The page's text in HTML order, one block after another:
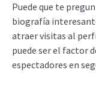
Puede que te
biografía
atraer visitas al
puede ser el factor
espectadores en